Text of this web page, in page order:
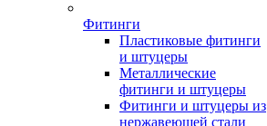
Фитинги
Пластиковые фитинги
и штуцеры
Металлические
фитинги и штуцеры
Фитинги и штуцеры из
нержавеющей стали